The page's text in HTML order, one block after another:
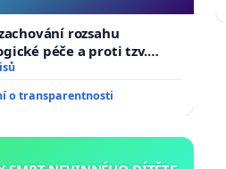
rozsahu
péče a proti tzv.
operačních výkonů
o transparentnosti